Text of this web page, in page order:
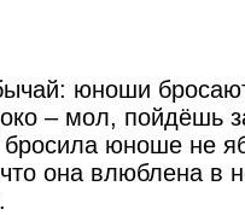
юноши
– мол, пойдёшь
юноше не
она влюблена в